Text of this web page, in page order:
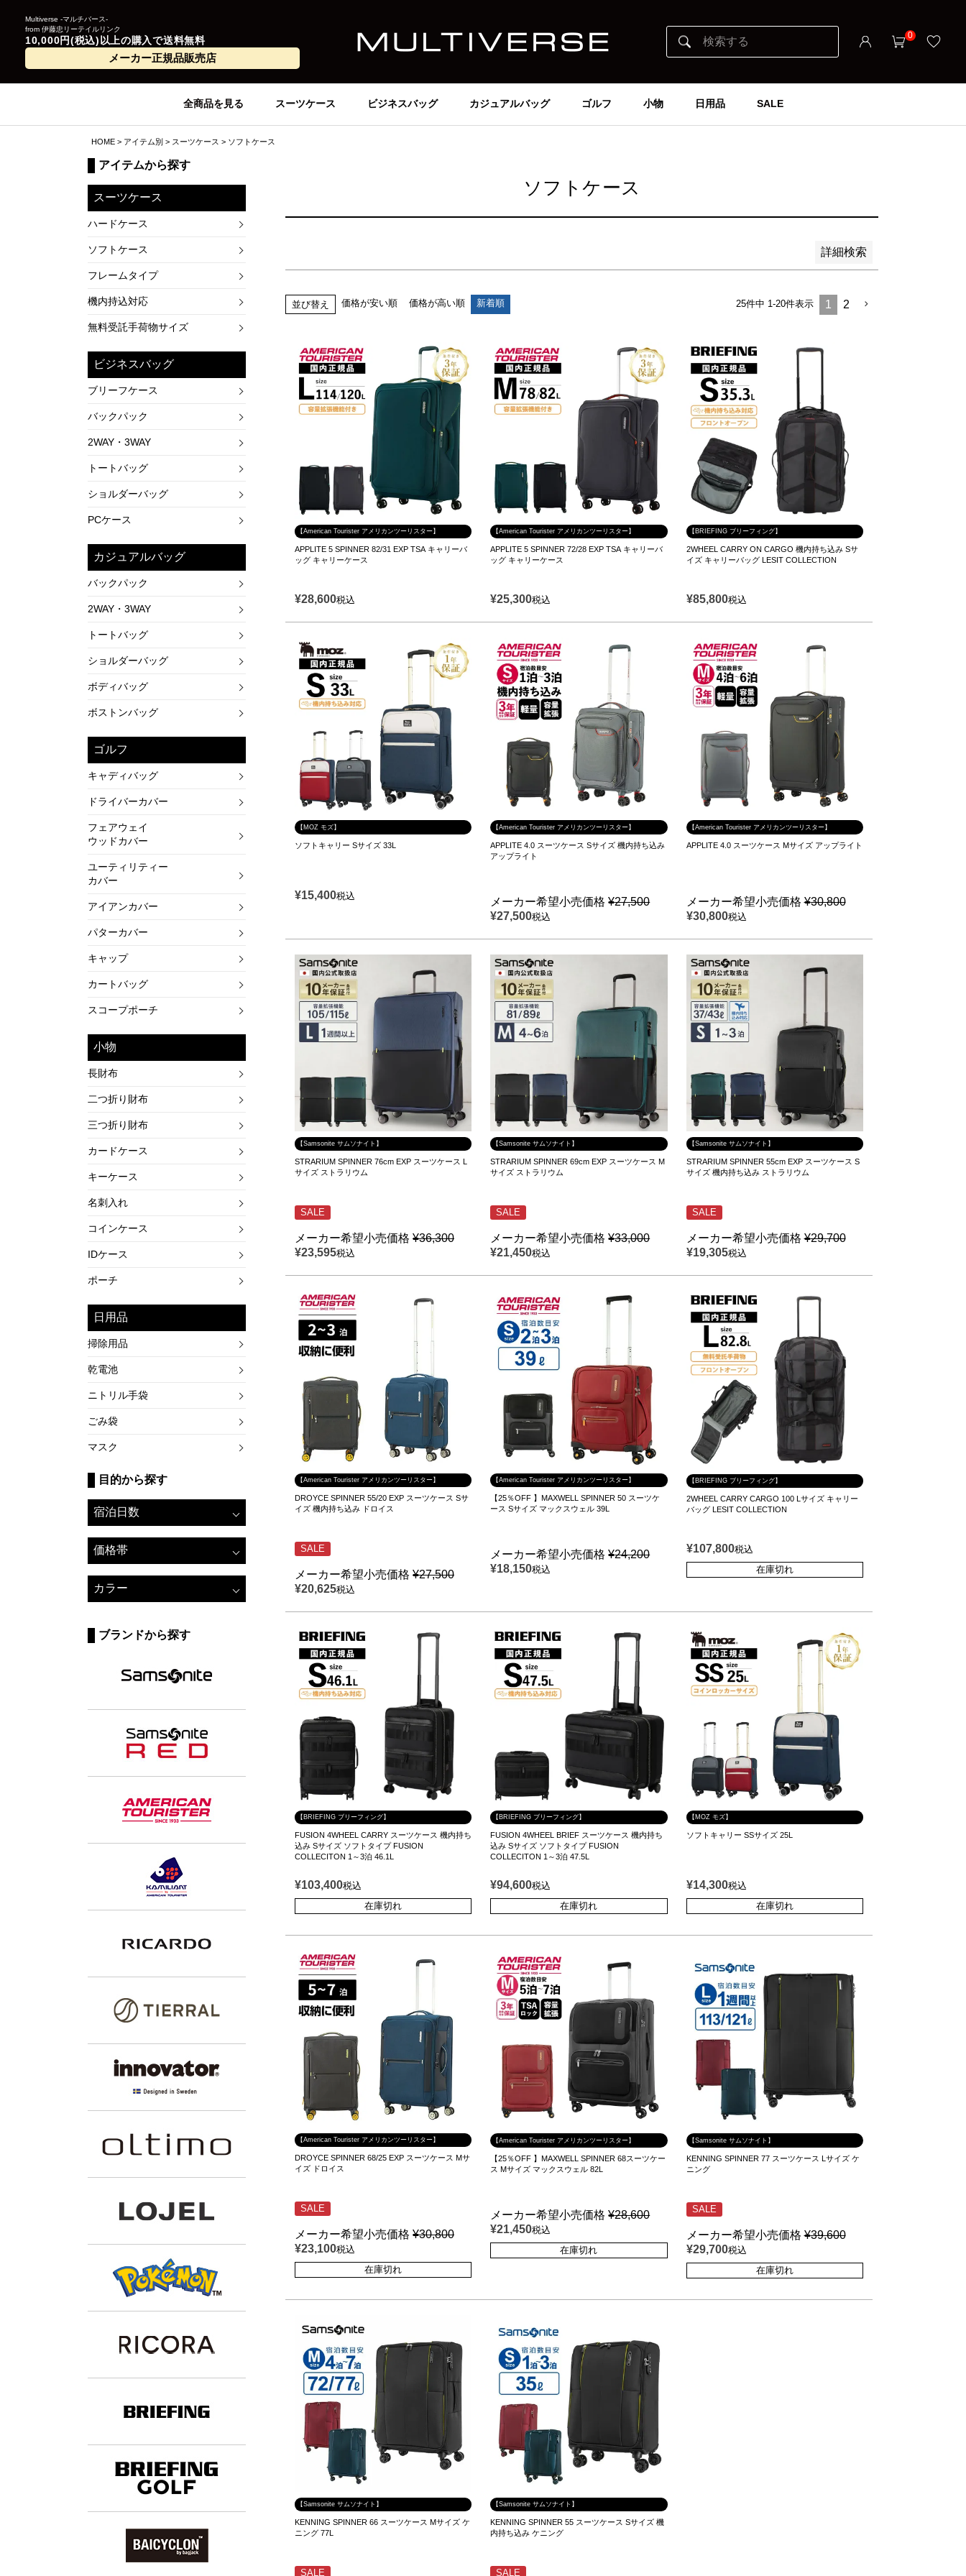
Multiverse -マルチバース-
from 伊藤忠リーテイルリンク
10,000円(税込)以上の購入で送料無料
メーカー正規品販売店
0
全商品を見る スーツケース ビジネスバッグ カジュアルバッグ ゴルフ 小物 日用品 SALE
HOME アイテム別 スーツケース ソフトケース
アイテムから探す
スーツケース
ハードケース
ソフトケース
フレームタイプ
機内持込対応
無料受託手荷物サイズ
ビジネスバッグ
ブリーフケース
バックパック
2WAY・3WAY
トートバッグ
ショルダーバッグ
PCケース
カジュアルバッグ
バックパック
2WAY・3WAY
トートバッグ
ショルダーバッグ
ボディバッグ
ボストンバッグ
ゴルフ
キャディバッグ
ドライバーカバー
フェアウェイ
ウッドカバー
ユーティリティー
カバー
アイアンカバー
パターカバー
キャップ
カートバッグ
スコープポーチ
小物
長財布
二つ折り財布
三つ折り財布
カードケース
キーケース
名刺入れ
コインケース
IDケース
ポーチ
日用品
掃除用品
乾電池
ニトリル手袋
ごみ袋
マスク
目的から探す
宿泊日数
価格帯
カラー
ブランドから探す
ソフトケース
詳細検索
検索
並び替え 価格が安い順 価格が高い順 新着順 25件中 1 -20件表示 1 2
【American Tourister アメリカンツーリスター】
APPLITE 5 SPINNER 82/31 EXP TSA キャリーバ
ッグ キャリーケース
¥28,600税込
【American Tourister アメリカンツーリスター】
APPLITE 5 SPINNER 72/28 EXP TSA キャリーバ
ッグ キャリーケース
¥25,300税込
【BRIEFING ブリーフィング】
2WHEEL CARRY ON CARGO 機内持ち込み Sサ
イズ キャリーバッグ LESIT COLLECTION
¥85,800税込
【MOZ モズ】
ソフトキャリー Sサイズ 33L
¥15,400税込
【American Tourister アメリカンツーリスター】
APPLITE 4.0 スーツケース Sサイズ 機内持ち込み
アップライト
メーカー希望小売価格 ¥27,500
¥27,500税込
【American Tourister アメリカンツーリスター】
APPLITE 4.0 スーツケース Mサイズ アップライト
メーカー希望小売価格 ¥30,800
¥30,800税込
【Samsonite サムソナイト】
STRARIUM SPINNER 76cm EXP スーツケース L
サイズ ストラリウム
SALE
メーカー希望小売価格 ¥36,300
¥23,595税込
【Samsonite サムソナイト】
STRARIUM SPINNER 69cm EXP スーツケース M
サイズ ストラリウム
SALE
メーカー希望小売価格 ¥33,000
¥21,450税込
【Samsonite サムソナイト】
STRARIUM SPINNER 55cm EXP スーツケース S
サイズ 機内持ち込み ストラリウム
SALE
メーカー希望小売価格 ¥29,700
¥19,305税込
【American Tourister アメリカンツーリスター】
DROYCE SPINNER 55/20 EXP スーツケース Sサ
イズ 機内持ち込み ドロイス
SALE
メーカー希望小売価格 ¥27,500
¥20,625税込
【American Tourister アメリカンツーリスター】
【25％OFF 】MAXWELL SPINNER 50 スーツケ
ース Sサイズ マックスウェル 39L
メーカー希望小売価格 ¥24,200
¥18,150税込
【BRIEFING ブリーフィング】
2WHEEL CARRY CARGO 100 Lサイズ キャリー
バッグ LESIT COLLECTION
¥107,800税込
在庫切れ
【BRIEFING ブリーフィング】
FUSION 4WHEEL CARRY スーツケース 機内持ち
込み Sサイズ ソフトタイプ FUSION
COLLECITON 1～3泊 46.1L
¥103,400税込
在庫切れ
【BRIEFING ブリーフィング】
FUSION 4WHEEL BRIEF スーツケース 機内持ち
込み Sサイズ ソフトタイプ FUSION
COLLECITON 1～3泊 47.5L
¥94,600税込
在庫切れ
【MOZ モズ】
ソフトキャリー SSサイズ 25L
¥14,300税込
在庫切れ
【American Tourister アメリカンツーリスター】
DROYCE SPINNER 68/25 EXP スーツケース Mサ
イズ ドロイス
SALE
メーカー希望小売価格 ¥30,800
¥23,100税込
在庫切れ
【American Tourister アメリカンツーリスター】
【25％OFF 】MAXWELL SPINNER 68スーツケー
ス Mサイズ マックスウェル 82L
メーカー希望小売価格 ¥28,600
¥21,450税込
在庫切れ
【Samsonite サムソナイト】
KENNING SPINNER 77 スーツケース Lサイズ ケ
ニング
SALE
メーカー希望小売価格 ¥39,600
¥29,700税込
在庫切れ
【Samsonite サムソナイト】
KENNING SPINNER 66 スーツケース Mサイズ ケ
ニング 77L
SALE
【Samsonite サムソナイト】
KENNING SPINNER 55 スーツケース Sサイズ 機
内持ち込み ケニング
SALE